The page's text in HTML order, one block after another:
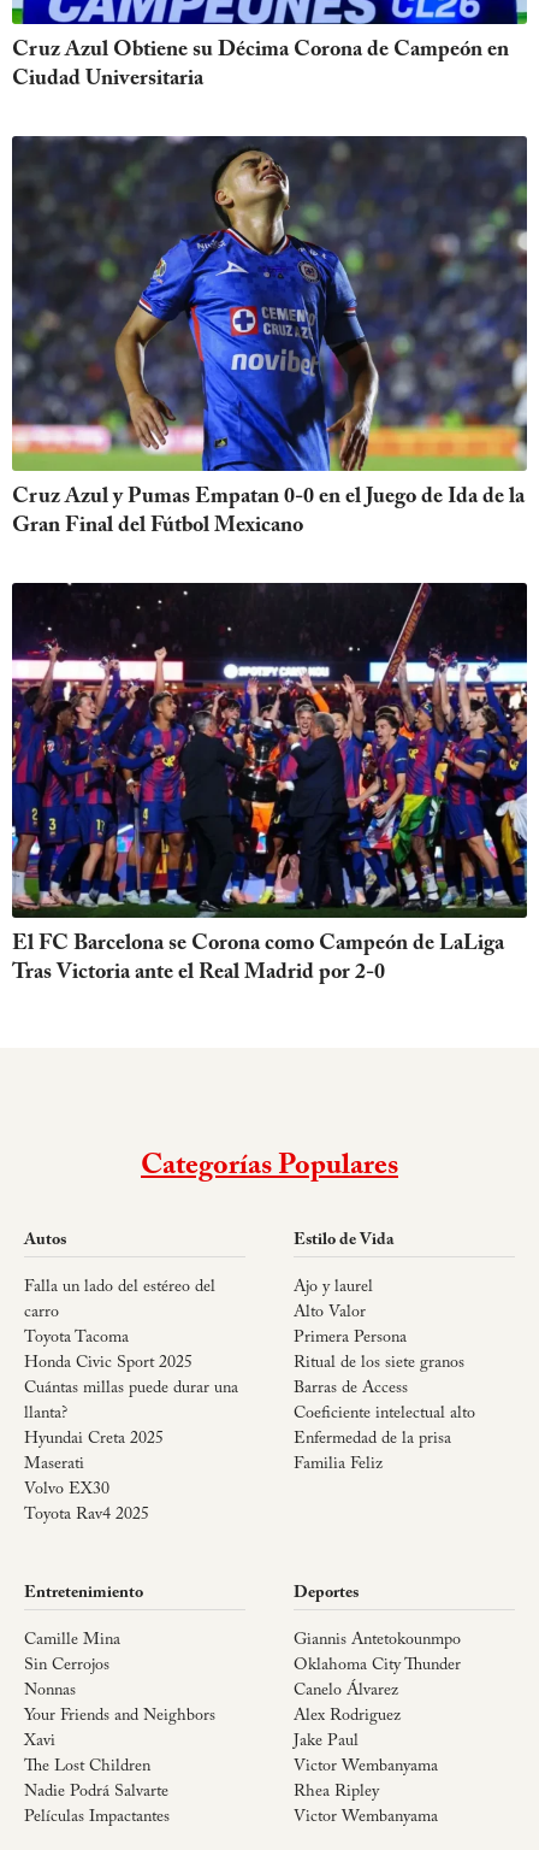
Cruz Azul Obtiene su Décima Corona de Campeón en
Ciudad Universitaria
Cruz Azul y Pumas Empatan 0-0 en el Juego de Ida de la
Gran Final del Fútbol Mexicano
El FC Barcelona se Corona como Campeón de LaLiga
Tras Victoria ante el Real Madrid por 2-0
Categorías Populares
Autos
Falla un lado del estéreo del
carro
Toyota Tacoma
Honda Civic Sport 2025
Cuántas millas puede durar una
llanta?
Hyundai Creta 2025
Maserati
Volvo EX30
Toyota Rav4 2025
Estilo de Vida
Ajo y laurel
Alto Valor
Primera Persona
Ritual de los siete granos
Barras de Access
Coeficiente intelectual alto
Enfermedad de la prisa
Familia Feliz
Entretenimiento
Camille Mina
Sin Cerrojos
Nonnas
Your Friends and Neighbors
Xavi
The Lost Children
Nadie Podrá Salvarte
Películas Impactantes
Deportes
Giannis Antetokounmpo
Oklahoma City Thunder
Canelo Álvarez
Alex Rodriguez
Jake Paul
Victor Wembanyama
Rhea Ripley
Victor Wembanyama